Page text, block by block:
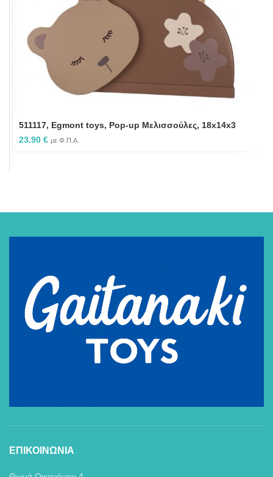
511117, Egmont toys, Pop-up Μελισσούλες, 18x14x3
23.90 € με Φ.Π.Α.
ΕΠΙΚΟΙΝΩΝΙΑ